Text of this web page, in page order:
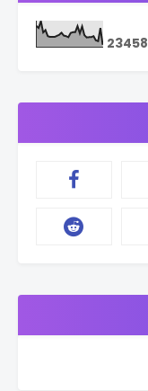
23458